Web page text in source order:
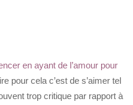
en ayant de l’amour pour
pour cela c’est de s’aimer tel
trop critique par rapport à